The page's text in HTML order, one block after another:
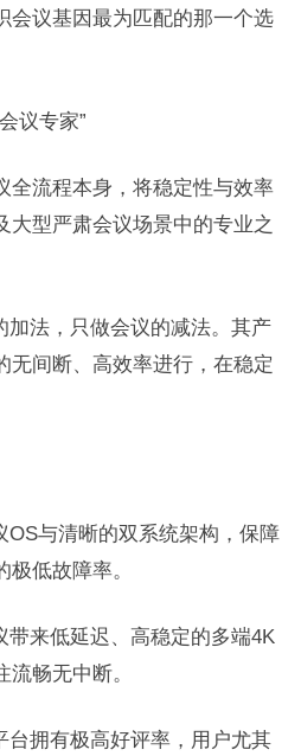
会议基因最为匹配的那一个选
议专家”
全流程本身，将稳定性与效率
大型严肃会议场景中的专业之
加法，只做会议的减法。其产
无间断、高效率进行，在稳定
OS与清晰的双系统架构，保障
低故障率。
带来低延迟、高稳定的多端4K
畅无中断。
台拥有极高好评率，用户尤其